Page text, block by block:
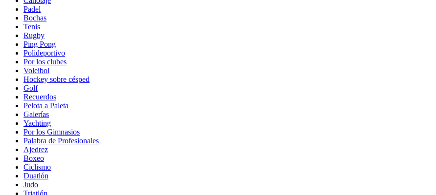
Padel
Bochas
Tenis
Rugby
Ping Pong
Polideportivo
Por los clubes
Voleibol
Hockey sobre césped
Golf
Recuerdos
Pelota a Paleta
Galerías
Yachting
Por los Gimnasios
Palabra de Profesionales
Ajedrez
Boxeo
Ciclismo
Duatlón
Judo
Triatlón